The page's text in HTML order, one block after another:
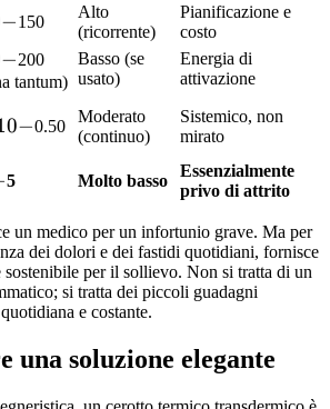
−150
Alto
(ricorrente)
Pianificazione e
costo
−200
tantum)
Basso (se
usato)
Energia di
attivazione
−0.50
Moderato
(continuo)
Sistemico, non
mirato
5 Molto basso
Essenzialmente
privo di attrito
un medico per un infortunio grave. Ma per
dei dolori e dei fastidi quotidiani, fornisce
per il sollievo. Non si tratta di un
si tratta dei piccoli guadagni
e costante.
una soluzione elegante